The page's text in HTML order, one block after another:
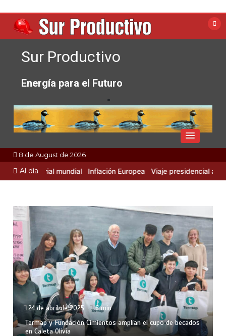
content
Sur Productivo
Energía para el Futuro
8 de August de 2026
Al día
Industrial mundial Inflación Europea Viaje presidencial a Rusia
24 de abril de 2025 6 min
Termap y Fundación Cimientos amplían el cupo de becados
en Caleta Olivia